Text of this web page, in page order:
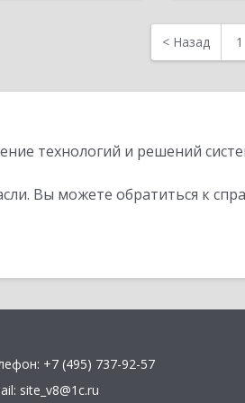
< Назад 1
технологий и решений
Вы можете обратиться к
+7 (495) 737-92-57
site_v8@1c.ru